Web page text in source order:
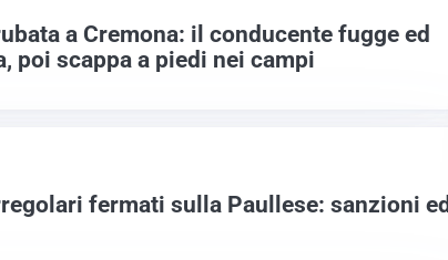
a Cremona: il conducente fugge ed
poi scappa a piedi nei campi
fermati sulla Paullese: sanzioni ed